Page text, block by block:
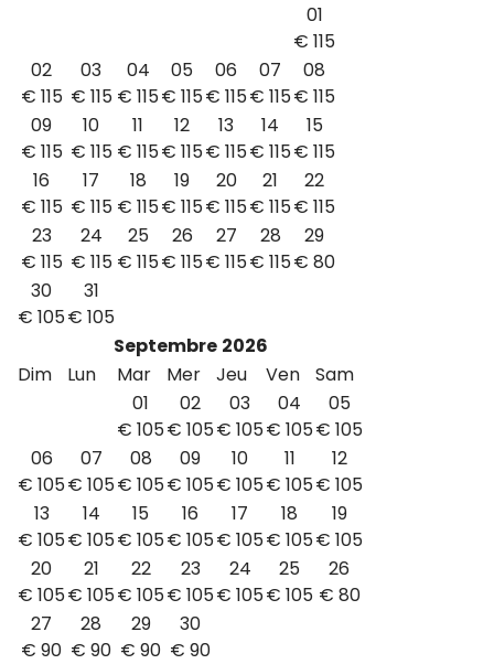
01
€ 115
02
€ 115
03
€ 115
04
€ 115
05
€ 115
06
€ 115
07
€ 115
08
€ 115
09
€ 115
10
€ 115
11
€ 115
12
€ 115
13
€ 115
14
€ 115
15
€ 115
16
€ 115
17
€ 115
18
€ 115
19
€ 115
20
€ 115
21
€ 115
22
€ 115
23
€ 115
24
€ 115
25
€ 115
26
€ 115
27
€ 115
28
€ 115
29
€ 80
30
€ 105
31
€ 105
Septembre 2026
Dim
Lun Mar Mer Jeu Ven
Sam
01
€ 105
02
€ 105
03
€ 105
04
€ 105
05
€ 105
06
€ 105
07
€ 105
08
€ 105
09
€ 105
10
€ 105
11
€ 105
12
€ 105
13
€ 105
14
€ 105
15
€ 105
16
€ 105
17
€ 105
18
€ 105
19
€ 105
20
€ 105
21
€ 105
22
€ 105
23
€ 105
24
€ 105
25
€ 105
26
€ 80
27
€ 90
28
€ 90
29
€ 90
30
€ 90